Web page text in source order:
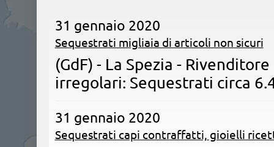
31 gennaio 2020
Sequestrati migliaia di articoli non sicuri
(GdF) - La Spezia -
irregolari: Sequestrati circa
31 gennaio 2020
Sequestrati capi contraffatti, gioielli